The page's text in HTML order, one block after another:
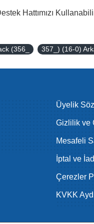
Hattımızı
(356_ 357_) (16-0)
Üyelik
Gizlilik ve
Mesafeli
İptal ve
Çerezler
KVKK